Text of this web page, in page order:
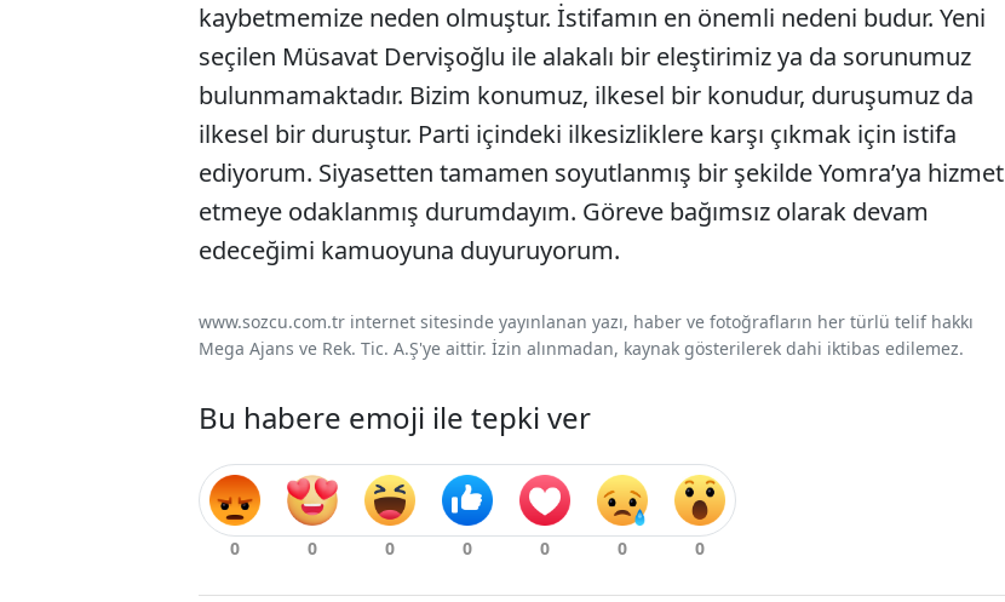
kaybetmemize neden olmuştur. İstifamın en önemli nedeni budur. Yeni
seçilen Müsavat Dervişoğlu ile alakalı bir eleştirimiz ya da sorunumuz
bulunmamaktadır. Bizim konumuz, ilkesel bir konudur, duruşumuz da
ilkesel bir duruştur. Parti içindeki ilkesizliklere karşı çıkmak için istifa
ediyorum. Siyasetten tamamen soyutlanmış bir şekilde Yomra’ya hizmet
etmeye odaklanmış durumdayım. Göreve bağımsız olarak devam
edeceğimi kamuoyuna duyuruyorum.
www.sozcu.com.tr internet sitesinde yayınlanan yazı, haber ve fotoğrafların her türlü telif hakkı
Mega Ajans ve Rek. Tic. A.Ş'ye aittir. İzin alınmadan, kaynak gösterilerek dahi iktibas edilemez.
Bu habere emoji ile tepki ver